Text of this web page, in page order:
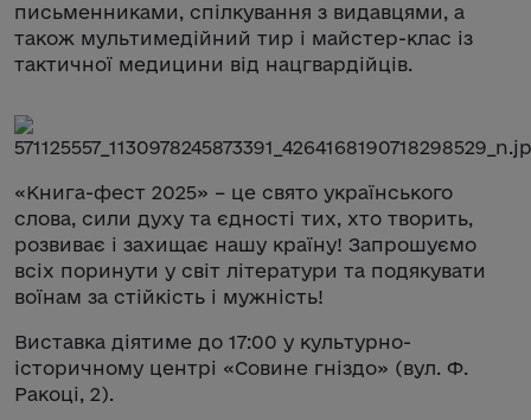
письменниками, спілкування з видавцями, а
також мультимедійний тир і майстер-клас із
тактичної медицини від нацгвардійців.
«Книга-фест 2025» – це свято українського
слова, сили духу та єдності тих, хто творить,
розвиває і захищає нашу країну! Запрошуємо
всіх поринути у світ літератури та подякувати
воїнам за стійкість і мужність!
Виставка діятиме до 17:00 у культурно-
історичному центрі «Совине гніздо» (вул. Ф.
Ракоці, 2).